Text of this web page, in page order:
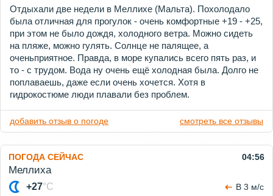
Отдыхали две недели в Меллихе (Мальта). Похолодало
была отличная для прогулок - очень комфортные +19 - +25,
при этом не было дождя, холодного ветра. Можно сидеть
на пляже, можно гулять. Солнце не палящее, а
оченьприятное. Правда, в море купались всего пять раз, и
то - с трудом. Вода ну очень ещё холодная была. Долго не
поплаваешь, даже если очень хочется. Хотя в
гидрокостюме люди плавали без проблем.
добавить отзыв о погоде смотреть все отзывы
ПОГОДА СЕЙЧАС 04:56
Меллиха
+27°C
В 3 м/с